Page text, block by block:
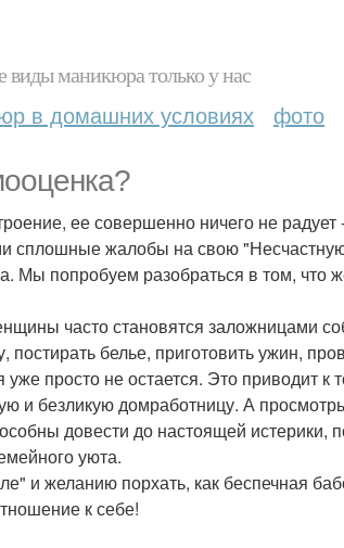
виды маникюра только у нас
в домашних условиях фото
ее совершенно ничего не радует
сплошные жалобы на свою
Мы попробуем разобраться в том, что
часто становятся заложницами
белье, приготовить ужин,
просто не остается. Это приводит к
и безликую домработницу. А
довести до настоящей истерики,
уюта.
и желанию порхать, как беспечная
к себе!